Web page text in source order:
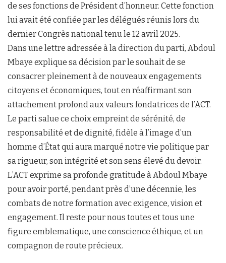
de ses fonctions de Président d’honneur. Cette fonction
lui avait été confiée par les délégués réunis lors du
dernier Congrès national tenu le 12 avril 2025.
Dans une lettre adressée à la direction du parti, Abdoul
Mbaye explique sa décision par le souhait de se
consacrer pleinement à de nouveaux engagements
citoyens et économiques, tout en réaffirmant son
attachement profond aux valeurs fondatrices de l’ACT.
Le parti salue ce choix empreint de sérénité, de
responsabilité et de dignité, fidèle à l’image d’un
homme d’État qui aura marqué notre vie politique par
sa rigueur, son intégrité et son sens élevé du devoir.
L’ACT exprime sa profonde gratitude à Abdoul Mbaye
pour avoir porté, pendant près d’une décennie, les
combats de notre formation avec exigence, vision et
engagement. Il reste pour nous toutes et tous une
figure emblematique, une conscience éthique, et un
compagnon de route précieux.